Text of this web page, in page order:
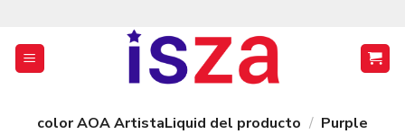
contenido
color AOA ArtistaLiquid del producto / Purple